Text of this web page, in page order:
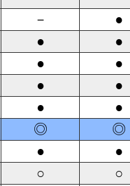
－ ●
● ●
● ●
● ●
● ●
◎ ◎
● ●
○ ○